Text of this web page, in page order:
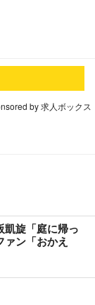
by 求人ボックス
凱旋「庭に帰っ
ン「おかえ